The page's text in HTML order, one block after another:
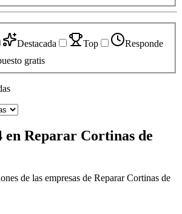
Destacada Top
Responde
gratis
en Reparar Cortinas de
de las empresas de Reparar Cortinas de